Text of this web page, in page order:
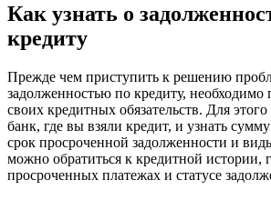
Как узнать о
кредиту
Прежде чем приступить к решению
задолженностью по кредиту, необходимо
своих кредитных обязательств. Для
банк, где вы взяли кредит, и узнать
срок просроченной задолженности и
можно обратиться к кредитной истории,
просроченных платежах и статусе